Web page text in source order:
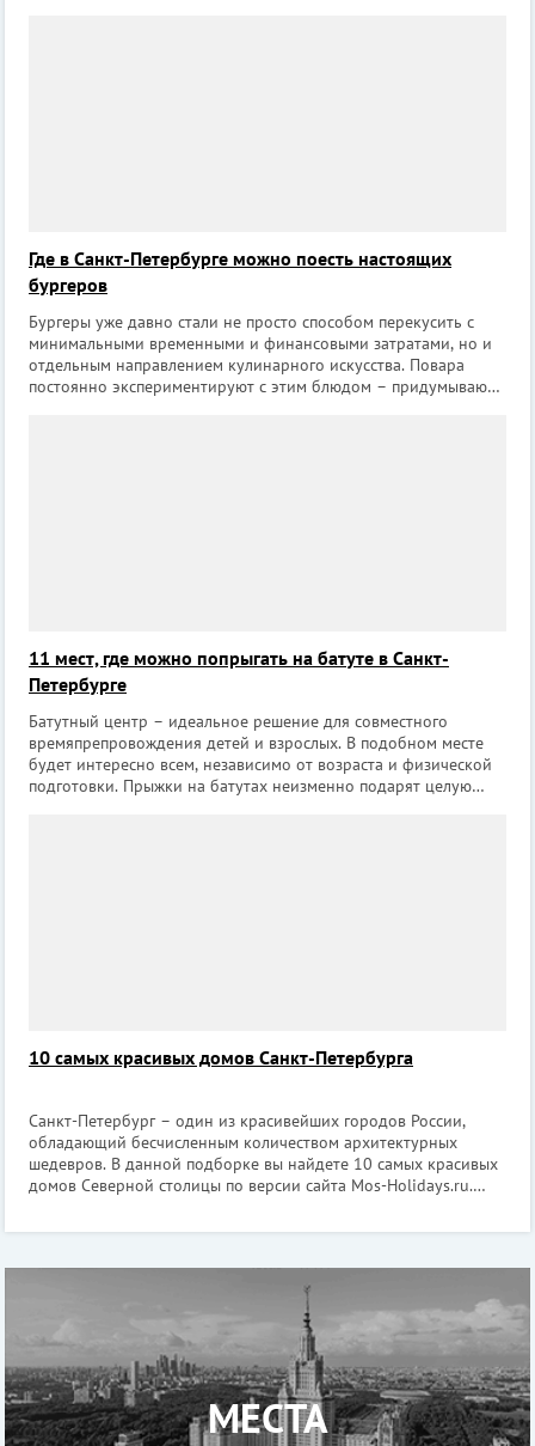
Где в Санкт-Петербурге можно поесть настоящих
бургеров
Бургеры уже давно стали не просто способом перекусить с
минимальными временными и финансовыми затратами, но и
отдельным направлением кулинарного искусства. Повара
постоянно экспериментируют с этим блюдом – придумывают
11 мест, где можно попрыгать на батуте в Санкт-
Петербурге
Батутный центр – идеальное решение для совместного
времяпрепровождения детей и взрослых. В подобном месте
будет интересно всем, независимо от возраста и физической
подготовки. Прыжки на батутах неизменно подарят целую
10 самых красивых домов Санкт-Петербурга
Санкт-Петербург – один из красивейших городов России,
обладающий бесчисленным количеством архитектурных
шедевров. В данной подборке вы найдете 10 самых красивых
домов Северной столицы по версии сайта Mos-Holidays.ru.
пр., 11; Рубинштейна ул
МЕСТА